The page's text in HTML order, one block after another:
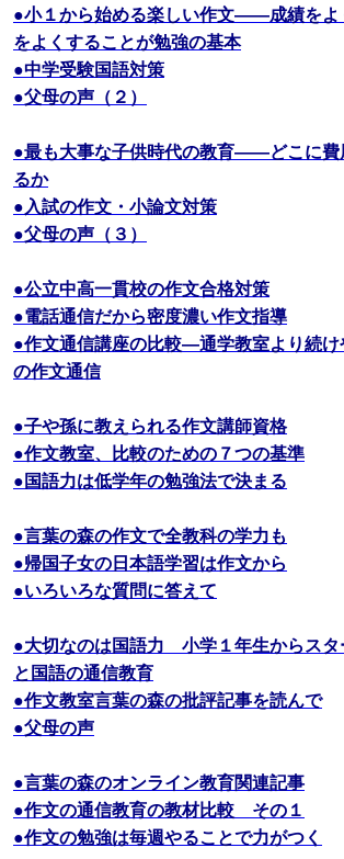
●小１から始める楽しい作文――成績をよ
をよくすることが勉強の基本
●中学受験国語対策
●父母の声（２）
●最も大事な子供時代の教育――どこに費
るか
●入試の作文・小論文対策
●父母の声（３）
●公立中高一貫校の作文合格対策
●電話通信だから密度濃い作文指導
●作文通信講座の比較―通学教室より続
の作文通信
●子や孫に教えられる作文講師資格
●作文教室、比較のための７つの基準
●国語力は低学年の勉強法で決まる
●言葉の森の作文で全教科の学力も
●帰国子女の日本語学習は作文から
●いろいろな質問に答えて
●大切なのは国語力 小学１年生からスタ
と国語の通信教育
●作文教室言葉の森の批評記事を読んで
●父母の声
●言葉の森のオンライン教育関連記事
●作文の通信教育の教材比較 その１
●作文の勉強は毎週やることで力がつく